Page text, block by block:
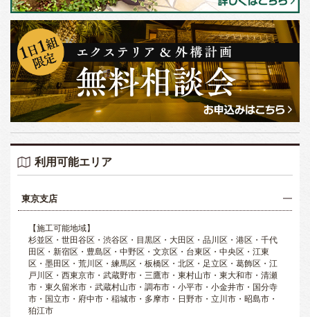
利用可能エリア
東京支店
【施工可能地域】
杉並区・世田谷区・渋谷区・目黒区・大田区・品川区・港区・千代
田区・新宿区・豊島区・中野区・文京区・台東区・中央区・江東
区・墨田区・荒川区・練馬区・板橋区・北区・足立区・葛飾区・江
戸川区・西東京市・武蔵野市・三鷹市・東村山市・東大和市・清瀬
市・東久留米市・武蔵村山市・調布市・小平市・小金井市・国分寺
市・国立市・府中市・稲城市・多摩市・日野市・立川市・昭島市・
狛江市